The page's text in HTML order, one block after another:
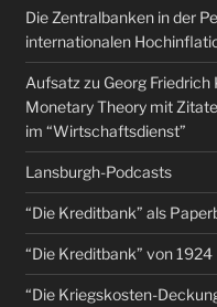
Die Zentralbanken in der
internationalen
Aufsatz zu Georg
Monetary Theory mit
im “Wirtschaftsdienst”
Lansburgh-Podcasts
“Die Kreditbank” als
“Die Kreditbank” von 1924
“Die Kriegskosten-